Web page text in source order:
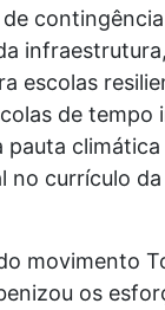
escolas
de tempo
pauta
no currículo da
movimento
os